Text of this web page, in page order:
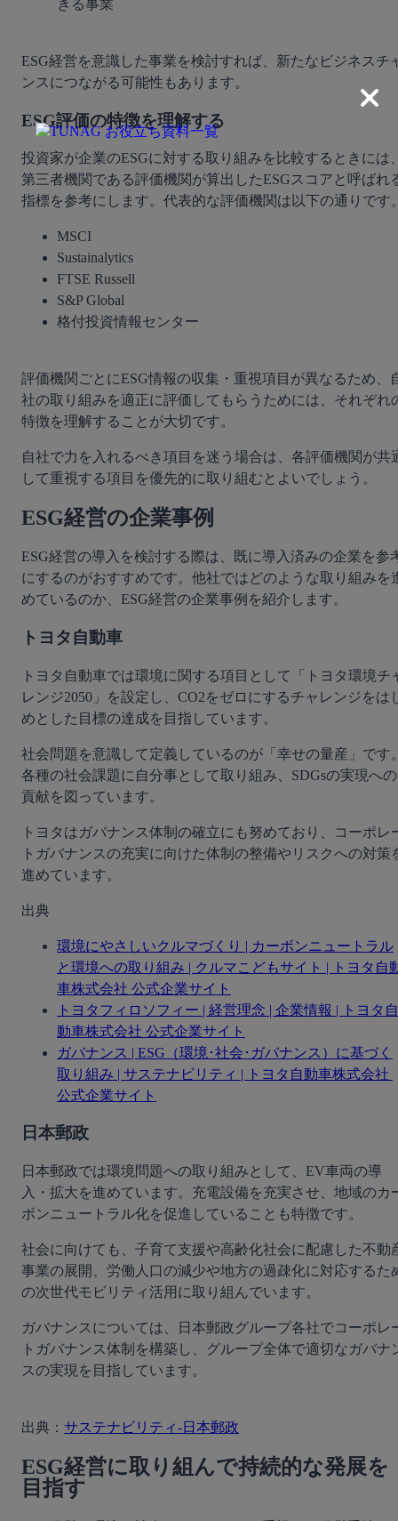
きる事業
ESG経営を意識した事業を検討すれば、新たなビジネスチ
ンスにつながる可能性もあります。
ESG評価の特徴を理解する
投資家が企業のESGに対する取り組みを比較するときには
第三者機関である評価機関が算出したESGスコアと呼ばれ
指標を参考にします。代表的な評価機関は以下の通りです
MSCI
Sustainalytics
FTSE Russell
S&P Global
格付投資情報センター
評価機関ごとにESG情報の収集・重視項目が異なるため、
社の取り組みを適正に評価してもらうためには、それぞれ
特徴を理解することが大切です。
自社で力を入れるべき項目を迷う場合は、各評価機関が共
して重視する項目を優先的に取り組むとよいでしょう。
ESG経営の企業事例
ESG経営の導入を検討する際は、既に導入済みの企業を参
にするのがおすすめです。他社ではどのような取り組みを
めているのか、ESG経営の企業事例を紹介します。
トヨタ自動車
トヨタ自動車では環境に関する項目として「トヨタ環境チ
レンジ2050」を設定し、CO2をゼロにするチャレンジをは
めとした目標の達成を目指しています。
社会問題を意識して定義しているのが「幸せの量産」です
各種の社会課題に自分事として取り組み、SDGsの実現への
貢献を図っています。
トヨタはガバナンス体制の確立にも努めており、コーポレ
トガバナンスの充実に向けた体制の整備やリスクへの対策
進めています。
出典
環境にやさしいクルマづくり | カーボンニュートラル
と環境への取り組み | クルマこどもサイト | トヨタ自
車株式会社 公式企業サイト
トヨタフィロソフィー | 経営理念 | 企業情報 | トヨタ自
動車株式会社 公式企業サイト
ガバナンス | ESG（環境･社会･ガバナンス）に基づく
取り組み | サステナビリティ | トヨタ自動車株式会社
公式企業サイト
日本郵政
日本郵政では環境問題への取り組みとして、EV車両の導
入・拡大を進めています。充電設備を充実させ、地域のカ
ボンニュートラル化を促進していることも特徴です。
社会に向けても、子育て支援や高齢化社会に配慮した不動
事業の展開、労働人口の減少や地方の過疎化に対応するた
の次世代モビリティ活用に取り組んでいます。
ガバナンスについては、日本郵政グループ各社でコーポレ
トガバナンス体制を構築し、グループ全体で適切なガバナ
スの実現を目指しています。
出典： サステナビリティ‐日本郵政
ESG経営に取り組んで持続的な発展を
目指す